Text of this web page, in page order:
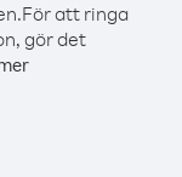
För att ringa
gör det